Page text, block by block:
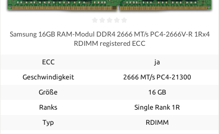
Samsung 16GB RAM-Modul DDR4 2666 MT/s PC4-2666V-R 1Rx4
RDIMM registered ECC
ECC
ja
Geschwindigkeit
2666 MT/s PC4‑21300
Größe
16 GB
Ranks
Single Rank 1R
Typ
RDIMM